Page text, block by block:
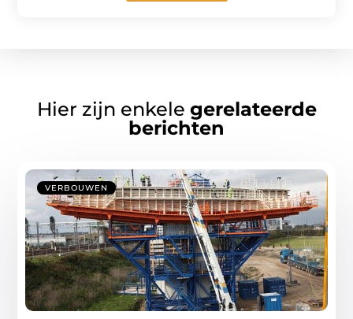
Hier zijn enkele gerelateerde
berichten
VERBOUWEN